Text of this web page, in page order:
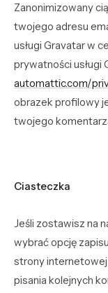
Zanonimizowany
twojego adresu
usługi Gravatar w
prywatności usługi
automattic.com/
obrazek profilowy
twojego
Ciasteczka
Jeśli zostawisz na
wybrać opcję
strony
pisania kolejnych